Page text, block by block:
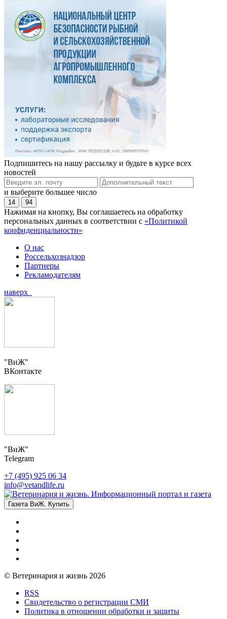
Подпишитесь на нашу рассылку и будьте в курсе всех
новостей
и выберите большее число
14 94
Нажимая на кнопку, Вы соглашаетесь на обработку
персональных данных в соответствии с «Политикой
конфиденциальности»
О нас
Россельхознадзор
Партнеры
Рекламодателям
наверх
"ВиЖ"
ВКонтакте
"ВиЖ"
Telegram
+7 (495) 925 06 34
info@vetandlife.ru
Газета ВиЖ. Купить
© Ветеринария и жизнь 2026
RSS
Свидетельство о регистрации СМИ
Политика в отношении обработки и защиты